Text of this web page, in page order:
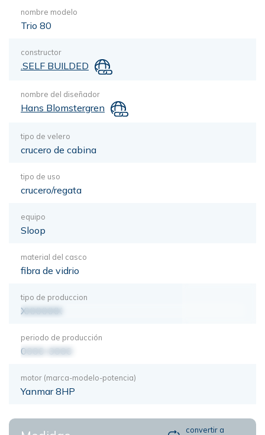
nombre modelo
Trio 80
constructor
.SELF BUILDED
nombre del diseñador
Hans Blomstergren
tipo de velero
crucero de cabina
tipo de uso
crucero/regata
equipo
Sloop
material del casco
fibra de vidrio
tipo de produccion
XXXXXXX
periodo de producción
0000-0000
motor (marca-modelo-potencia)
Yanmar 8HP
convertir a